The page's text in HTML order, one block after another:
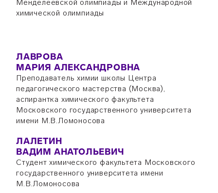
Менделеевской олимпиады и Международной
химической олимпиады
ЛАВРОВА
МАРИЯ АЛЕКСАНДРОВНА
Преподаватель химии школы Центра
педагогического мастерства (Москва),
аспирантка химического факультета
Московского государственного университета
имени М.В.Ломоносова
ЛАЛЕТИН
ВАДИМ АНАТОЛЬЕВИЧ
Студент химического факультета Московского
государственного университета имени
М.В.Ломоносова